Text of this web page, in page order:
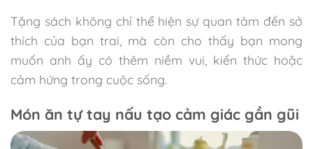
Tặng sách không chỉ thể hiện sự quan tâm đến sở
thích của bạn trai, mà còn cho thấy bạn mong
muốn anh ấy có thêm niềm vui, kiến thức hoặc
cảm hứng trong cuộc sống.
Món ăn tự tay nấu tạo cảm giác gần gũi